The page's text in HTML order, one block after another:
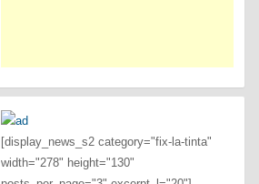
[display_news_s2 category="fix-la-tinta"
width="278" height="130"